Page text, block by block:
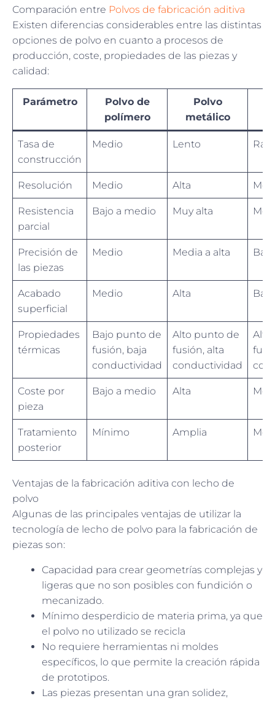
Comparación entre Polvos de fabricación aditiva
Existen diferencias considerables entre las distintas
opciones de polvo en cuanto a procesos de
producción, coste, propiedades de las piezas y
calidad:
Parámetro
Polvo de
polímero
Polvo
metálico
Tasa de
construcción
Medio Lento
Resolución Medio Alta
Resistencia
parcial
Bajo a medio Muy alta
Precisión de
las piezas
Medio Media a alta
Acabado
superficial
Medio Alta
Propiedades
térmicas
Bajo punto de
fusión, baja
conductividad
Alto punto de
fusión, alta
conductividad
Alto
Coste por
pieza
Bajo a medio Alta
Tratamiento
posterior
Mínimo Amplia
Ventajas de la fabricación aditiva con lecho de
polvo
Algunas de las principales ventajas de utilizar la
tecnología de lecho de polvo para la fabricación de
piezas son:
Capacidad para crear geometrías complejas y
ligeras que no son posibles con fundición o
mecanizado.
Mínimo desperdicio de materia prima, ya que
el polvo no utilizado se recicla
No requiere herramientas ni moldes
específicos, lo que permite la creación rápida
de prototipos.
Las piezas presentan una gran solidez,